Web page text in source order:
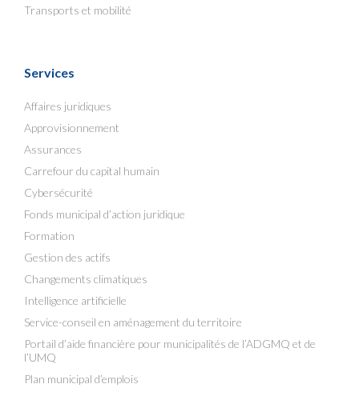
Transports et mobilité
Services
Affaires juridiques
Approvisionnement
Assurances
Carrefour du capital humain
Cybersécurité
Fonds municipal d’action juridique
Formation
Gestion des actifs
Changements climatiques
Intelligence artificielle
Service-conseil en aménagement du territoire
Portail d’aide financière pour municipalités de l’ADGMQ et de
l’UMQ
Plan municipal d’emplois